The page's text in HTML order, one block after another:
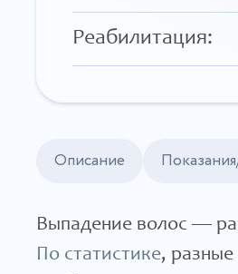
Реабилитация:
Описание
Выпадение волос —
По статистике,